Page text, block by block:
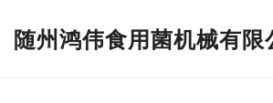
随州鸿伟食用菌机械有限